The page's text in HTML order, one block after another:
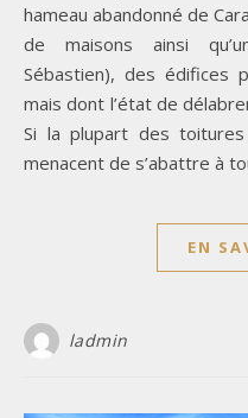
hameau abandonné de
de maisons ainsi
Sébastien), des édifices
mais dont l’état de
Si la plupart des
menacent de s’abattre à
EN
ladmin